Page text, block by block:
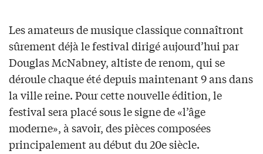
Les amateurs de musique classique connaîtront
sûrement déjà le festival dirigé aujourd’hui par
Douglas McNabney, altiste de renom, qui se
déroule chaque été depuis maintenant 9 ans dans
la ville reine. Pour cette nouvelle édition, le
festival sera placé sous le signe de «l’âge
moderne», à savoir, des pièces composées
principalement au début du 20e siècle.